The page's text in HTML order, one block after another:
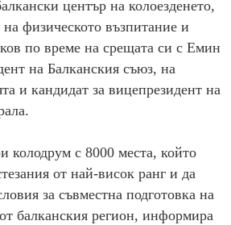
център на колоезденето,
физическото възпитание и
по време на срещата си с Емин
на Балканския съюз, на
и кандидат за вицепрезидент на
колодрум с 8000 места, който
от най-висок ранг и да
за съвместна подготовка на
балканския регион, информира